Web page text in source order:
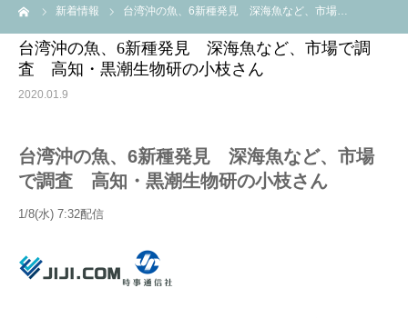
新着情報 台湾沖の魚、6新種発見 深海魚など、市場…
台湾沖の魚、6新種発見 深海魚など、市場で調
査 高知・黒潮生物研の小枝さん
2020.01.9
台湾沖の魚、6新種発見 深海魚など、市場
で調査 高知・黒潮生物研の小枝さん
1/8(水) 7:32配信